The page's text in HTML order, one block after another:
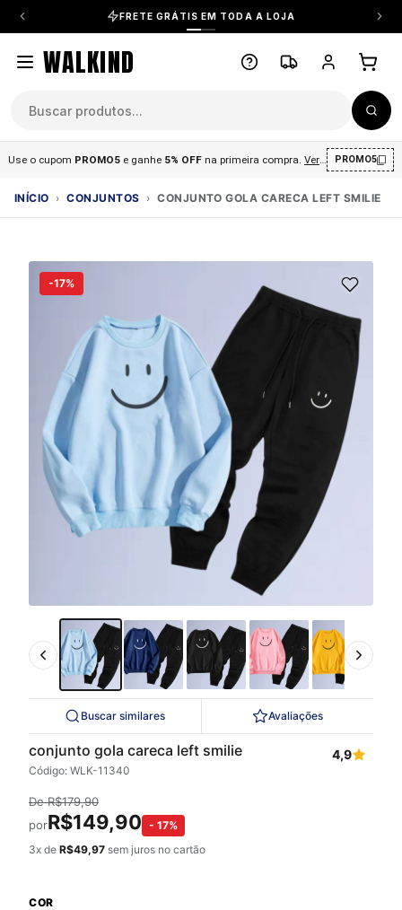
FRETE GRÁTIS EM TODA A LOJA
WALKIND
Use o cupom PROMO5 e ganhe 5% OFF na primeira compra Ver condições .
PROMO5
INÍCIO › CONJUNTOS › CONJUNTO GOLA CARECA LEFT SMILIE
-17%
Buscar similares Avaliações
conjunto gola careca left smilie
Código: WLK-11340
4,9
DeR$179,90
porR$149,90 - 17%
3x de R$49,97 sem juros no cartão
COR